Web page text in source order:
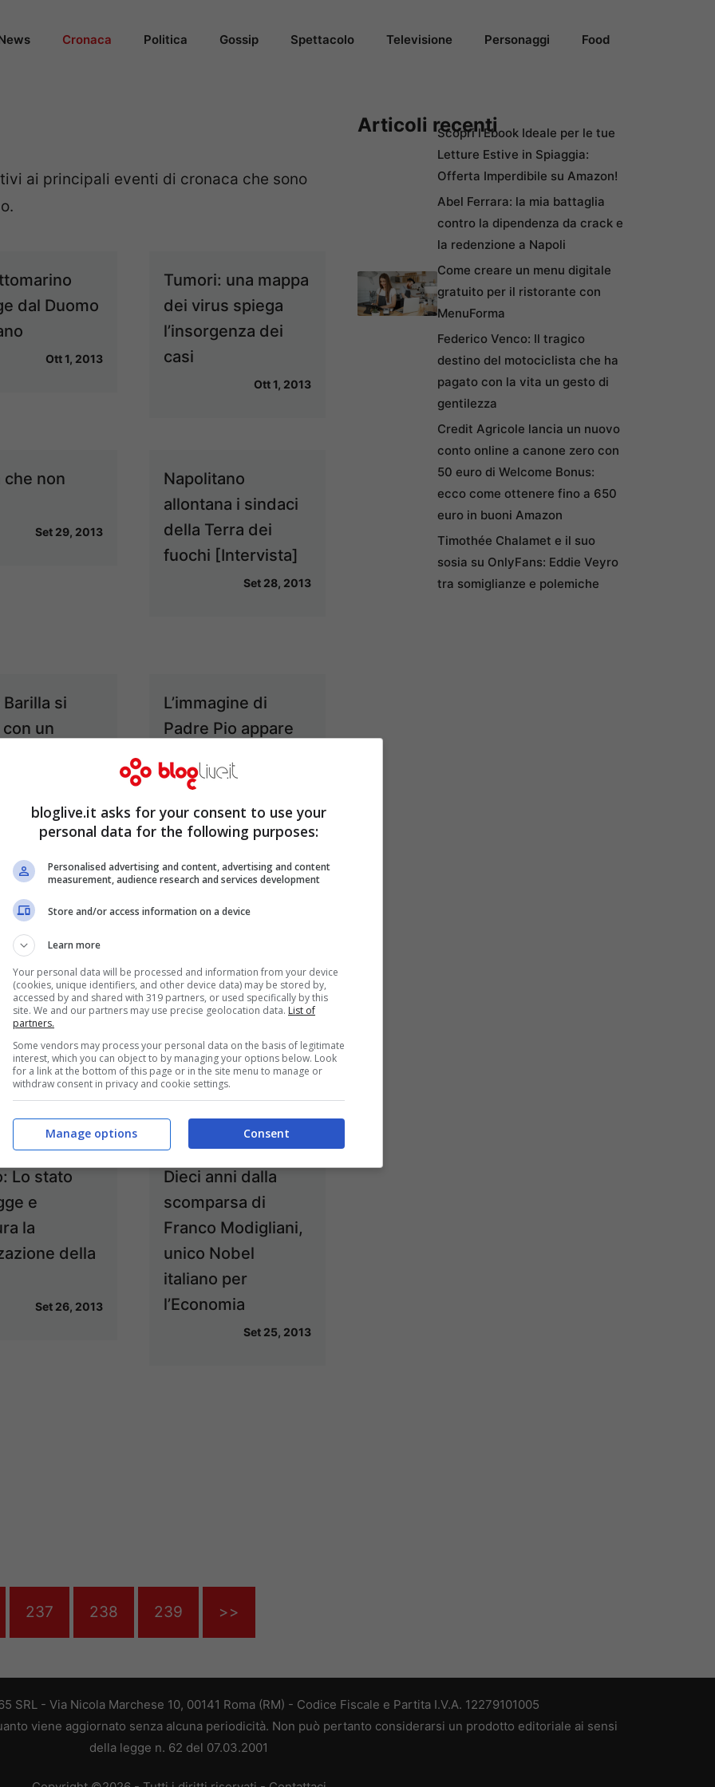
Cronaca Politica Gossip Spettacolo Televisione Personaggi Food
ai principali eventi di cronaca che sono
dal Duomo
Ott 1, 2013
Tumori: una mappa
dei virus spiega
l’insorgenza dei
casi
Ott 1, 2013
che non
Set 29, 2013
Napolitano
allontana i sindaci
della Terra dei
fuochi [Intervista]
Set 28, 2013
si
un
L’immagine di
Padre Pio appare
d’albero a
Secondigliano
Set 27, 2013
UE: Il
per
del treno è
dovuto
Set 27, 2013
Provenzano fa
ricorso alla Corte
dell’uomo
Lo stato
e
la
della
Set 26, 2013
Dieci anni dalla
scomparsa di
Franco Modigliani,
unico Nobel
italiano per
l’Economia
Set 25, 2013
237 238 239 >>
Articoli recentiScopri l’Ebook Ideale per le tue
Letture Estive in Spiaggia:
Offerta Imperdibile su Amazon!
Abel Ferrara: la mia battaglia
contro la dipendenza da crack e
la redenzione a Napoli
Come creare un menu digitale
gratuito per il ristorante con
MenuForma
Federico Venco: Il tragico
destino del motociclista che ha
pagato con la vita un gesto di
gentilezza
Credit Agricole lancia un nuovo
conto online a canone zero con
50 euro di Welcome Bonus:
ecco come ottenere fino a 650
euro in buoni Amazon
Timothée Chalamet e il suo
sosia su OnlyFans: Eddie Veyro
tra somiglianze e polemiche
SRL - Via Nicola Marchese 10, 00141 Roma (RM) - Codice Fiscale e Partita I.V.A. 12279101005
viene aggiornato senza alcuna periodicità. Non può pertanto considerarsi un prodotto editoriale ai sensi
della legge n. 62 del 07.03.2001
bloglive.it asks for your consent to use your
personal data for the following purposes:
Personalised advertising and content, advertising and content
measurement, audience research and services development
Store and/or access information on a device
Learn more
Your personal data will be processed and information from your device
(cookies, unique identifiers, and other device data) may be stored by,
accessed by and shared with 319 partners, or used specifically by this
site. We and our partners may use precise geolocation data. List of
partners.
Some vendors may process your personal data on the basis of legitimate
interest, which you can object to by managing your options below. Look
for a link at the bottom of this page or in the site menu to manage or
withdraw consent in privacy and cookie settings.
Consent
Manage options